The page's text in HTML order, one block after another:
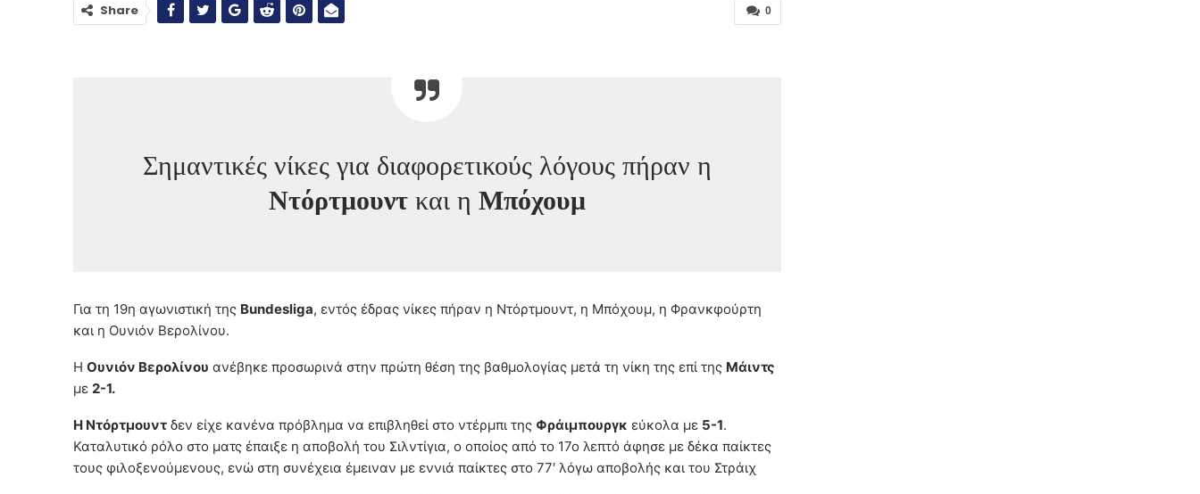
0
Share
Σημαντικές νίκες για διαφορετικούς λόγους πήραν η
Ντόρτμουντκαι η Μπόχουμ
Για τη 19η αγωνιστική της Bundesliga, εντός έδρας νίκες πήραν η Ντόρτμουντ, η Μπόχουμ, η Φρανκφούρτη
και η Ουνιόν Βερολίνου.
Η Ουνιόν Βερολίνου ανέβηκε προσωρινά στην πρώτη θέση της βαθμολογίας μετά τη νίκη της επί της Μάιντς
με 2-1.
Η Ντόρτμουντ δεν είχε κανένα πρόβλημα να επιβληθεί στο ντέρμπι της Φράιμπουργκ εύκολα με 5-1.
Καταλυτικό ρόλο στο ματς έπαιξε η αποβολή του Σιλντίγια, ο οποίος από το 17ο λεπτό άφησε με δέκα παίκτες
τους φιλοξενούμενους, ενώ στη συνέχεια έμειναν με εννιά παίκτες στο 77′ λόγω αποβολής και του Στράιχ